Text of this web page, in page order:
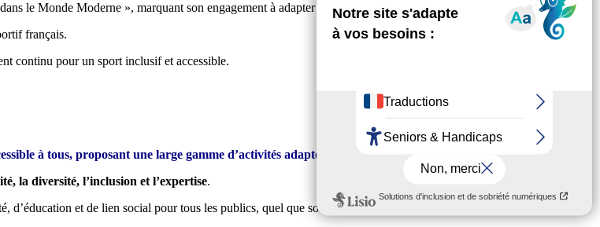
le Monde Moderne », marquant son engagement à adapter le sport aux évolutions sociétales.
français.
continu pour un sport inclusif et accessible.
à tous, proposant une large gamme d’activités adaptées à tous les publics
la diversité, l’inclusion et l’expertise.
et de lien social pour tous les publics, quel que soit leur âge ou leur condition.